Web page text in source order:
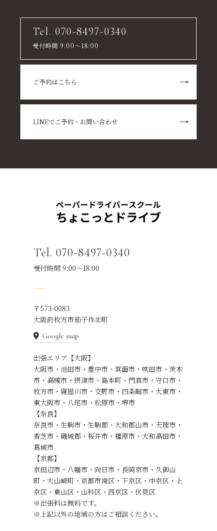
Tel. 070-8497-0340
受付時間 9:00～18:00
ご予約はこちら
LINEでご予約・お問い合わせ
Tel. 070-8497-0340
受付時間 9:00～18:00
〒573-0083
大阪府枚方市茄子作北町
Google map
出張エリア【大阪】
大阪市・池田市・豊中市・箕面市・吹田市・茨木
市・高槻市・摂津市・島本町・門真市・守口市・
枚方市・寝屋川市・交野市・四条畷市・大東市・
東大阪市・八尾市・松原市・堺市
【奈良】
奈良市・生駒市・生駒郡・大和郡山市・天理市・
香芝市・磯城郡・桜井市​・橿原市・大和高田市・
葛城市
【京都】
京田辺市・八幡市・向日市・長岡京市・久御山
町・大山崎町・京都市南区・下京区・中京区・上
京区・東山区・山科区・西京区・伏見区
※出張料は無料です。
※上記以外の地域の方はご相談ください。